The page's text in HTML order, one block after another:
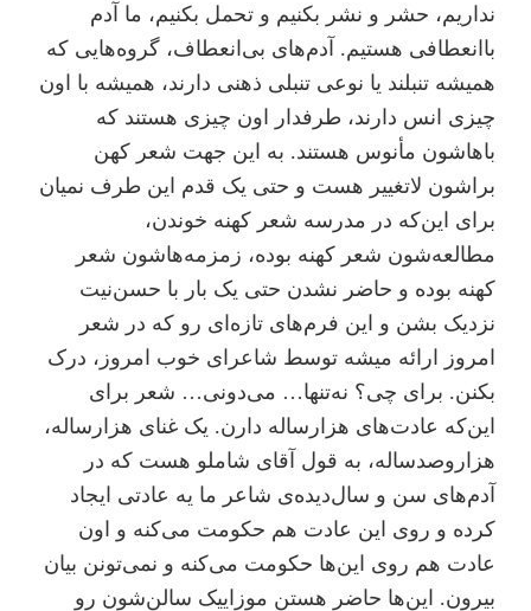
نداریم، حشر و نشر بکنیم و تحمل بکنیم، ما آدم
باانعطافی هستیم. آدم‌های بی‌انعطاف، گروه‌هایی که
همیشه تنبلند یا نوعی تنبلی ذهنی دارند، همیشه با اون
چیزی انس دارند، طرفدار اون چیزی هستند که
باهاشون مأنوس هستند. به این جهت شعر کهن
براشون لاتغییر هست و حتی یک قدم این طرف نمیان
برای این‌که در مدرسه شعر کهنه خوندن،
مطالعه‌شون شعر کهنه بوده، زمزمه‌هاشون شعر
کهنه بوده و حاضر نشدن حتی یک بار با حسن‌نیت
نزدیک بشن و این فرم‌های تازه‌ای رو که در شعر
امروز ارائه میشه توسط شاعرای خوب امروز، درک
بکنن. برای چی؟ نه‌تنها… می‌دونی… شعر برای
این‌که عادت‌های هزارساله دارن. یک غنای هزار‌ساله،
هزار‌و‌صد‌ساله، به قول آقای شاملو هست که در
آدم‌های سن و سال‌دیده‌ی شاعر ما یه عادتی ایجاد
کرده و روی این عادت هم حکومت می‌کنه و اون
عادت هم روی این‌ها حکومت می‌کنه و نمی‌تونن بیان
بیرون. این‌ها حاضر هستن موزاییک سالن‌شون رو